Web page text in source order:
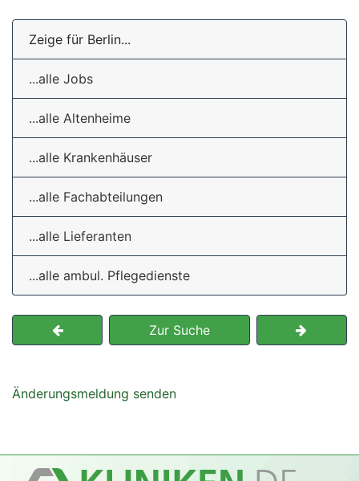
Zeige für Berlin...
...alle Jobs
...alle Altenheime
...alle Krankenhäuser
...alle Fachabteilungen
...alle Lieferanten
...alle ambul. Pflegedienste
Zur Suche
Änderungsmeldung senden